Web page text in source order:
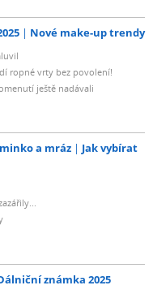
Nové make-up trendy
ropné vrty bez povolení!
ještě nadávali
a mráz
Jak vybírat
známka 2025